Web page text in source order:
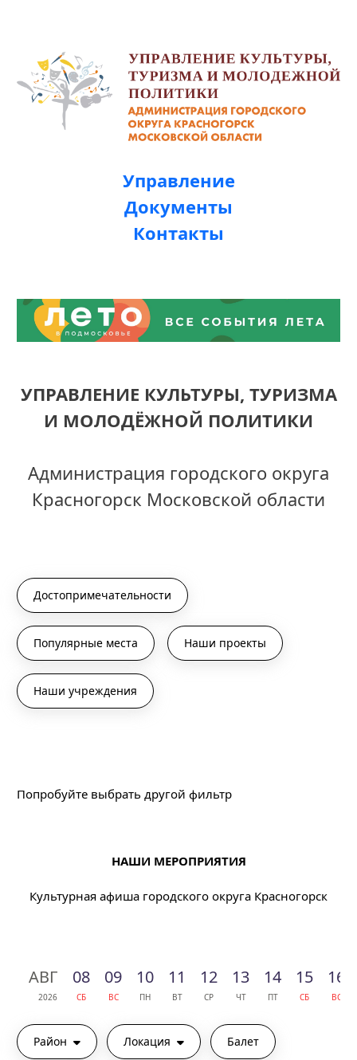
Управление
Документы
Контакты
УПРАВЛЕНИЕ КУЛЬТУРЫ, ТУРИЗМА
И МОЛОДЁЖНОЙ ПОЛИТИКИ
Администрация городского округа
Красногорск Московской области
Достопримечательности
Популярные места Наши проекты
Наши учреждения
Попробуйте выбрать другой фильтр
НАШИ МЕРОПРИЯТИЯ
Культурная афиша городского округа Красногорск
АВГ
2026
08
СБ
09
ВС
10
ПН
11
ВТ
12
СР
13
ЧТ
14
ПТ
15
СБ
16
ВС
Район Локация Балет